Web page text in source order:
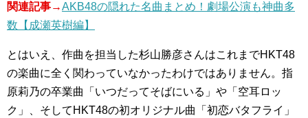
関連記事→AKB48の隠れた名曲まとめ！劇場公演も神曲多
数【成瀬英樹編】
とはいえ、作曲を担当した杉山勝彦さんはこれまでHKT48
の楽曲に全く関わっていなかったわけではありません。指
原莉乃の卒業曲「いつだってそばにいる」や「空耳ロッ
ク」、そしてHKT48の初オリジナル曲「初恋バタフライ」